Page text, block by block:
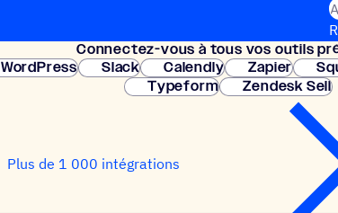
Connec­tez-vous à tous vos outils
WordPress Slack Calendly Zapier
Typeform
Zendesk Sell
Plus de 1 000 intégrations